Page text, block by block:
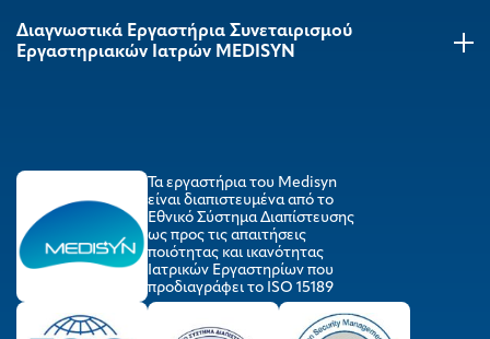
Διαγνωστικά Εργαστήρια Συνεταιρισμού
Εργαστηριακών Ιατρών MEDISYΝ
Τα εργαστήρια του Medisyn
είναι διαπιστευμένα από το
Εθνικό Σύστημα Διαπίστευσης
ως προς τις απαιτήσεις
ποιότητας και ικανότητας
Ιατρικών Εργαστηρίων που
προδιαγράφει το ISO 15189